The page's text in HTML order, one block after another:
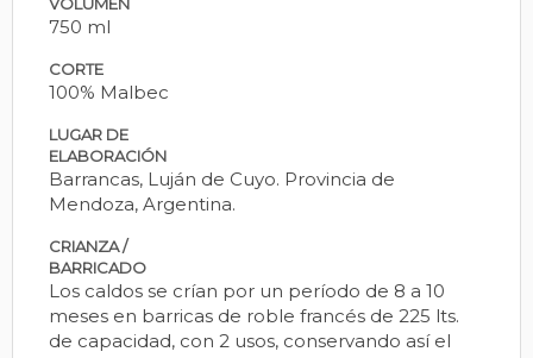
750 ml
CORTE
100% Malbec
LUGAR DE
ELABORACIÓN
Barrancas, Luján de Cuyo. Provincia de
Mendoza, Argentina.
CRIANZA /
BARRICADO
Los caldos se crían por un período de 8 a 10
meses en barricas de roble francés de 225 lts.
de capacidad, con 2 usos, conservando así el